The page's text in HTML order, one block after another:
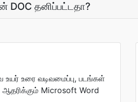
DOC தனிப்பட்டதா?
உரை வடிவமைப்பு, படங்கள்
Microsoft Word